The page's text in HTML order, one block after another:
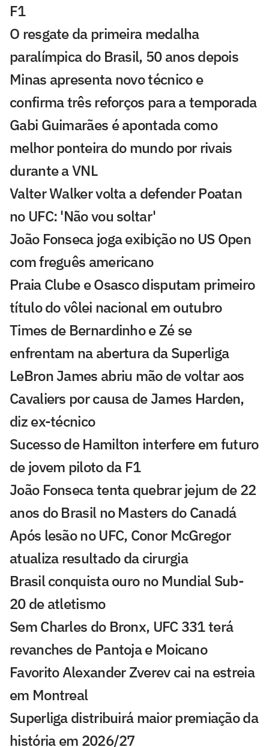
F1
O resgate da primeira medalha
paralímpica do Brasil, 50 anos depois
Minas apresenta novo técnico e
confirma três reforços para a temporada
Gabi Guimarães é apontada como
melhor ponteira do mundo por rivais
durante a VNL
Valter Walker volta a defender Poatan
no UFC: 'Não vou soltar'
João Fonseca joga exibição no US Open
com freguês americano
Praia Clube e Osasco disputam primeiro
título do vôlei nacional em outubro
Times de Bernardinho e Zé se
enfrentam na abertura da Superliga
LeBron James abriu mão de voltar aos
Cavaliers por causa de James Harden,
diz ex-técnico
Sucesso de Hamilton interfere em futuro
de jovem piloto da F1
João Fonseca tenta quebrar jejum de 22
anos do Brasil no Masters do Canadá
Após lesão no UFC, Conor McGregor
atualiza resultado da cirurgia
Brasil conquista ouro no Mundial Sub-
20 de atletismo
Sem Charles do Bronx, UFC 331 terá
revanches de Pantoja e Moicano
Favorito Alexander Zverev cai na estreia
em Montreal
Superliga distribuirá maior premiação da
história em 2026/27